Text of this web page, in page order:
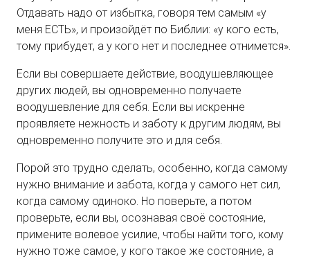
Отдавать надо от избытка, говоря тем самым «у
меня ЕСТЬ», и произойдёт по Библии: «у кого есть,
тому прибудет, а у кого нет и последнее отнимется».
Если вы совершаете действие, воодушевляющее
других людей, вы одновременно получаете
воодушевление для себя. Если вы искренне
проявляете нежность и заботу к другим людям, вы
одновременно получите это и для себя.
Порой это трудно сделать, особенно, когда самому
нужно внимание и забота, когда у самого нет сил,
когда самому одиноко. Но поверьте, а потом
проверьте, если вы, осознавая своё состояние,
примените волевое усилие, чтобы найти того, кому
нужно тоже самое, у кого такое же состояние, а